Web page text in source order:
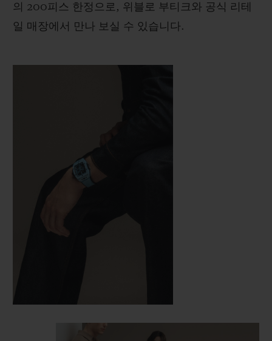
의 200피스 한정으로, 위블로 부티크와 공식 리테
일 매장에서 만나 보실 수 있습니다.